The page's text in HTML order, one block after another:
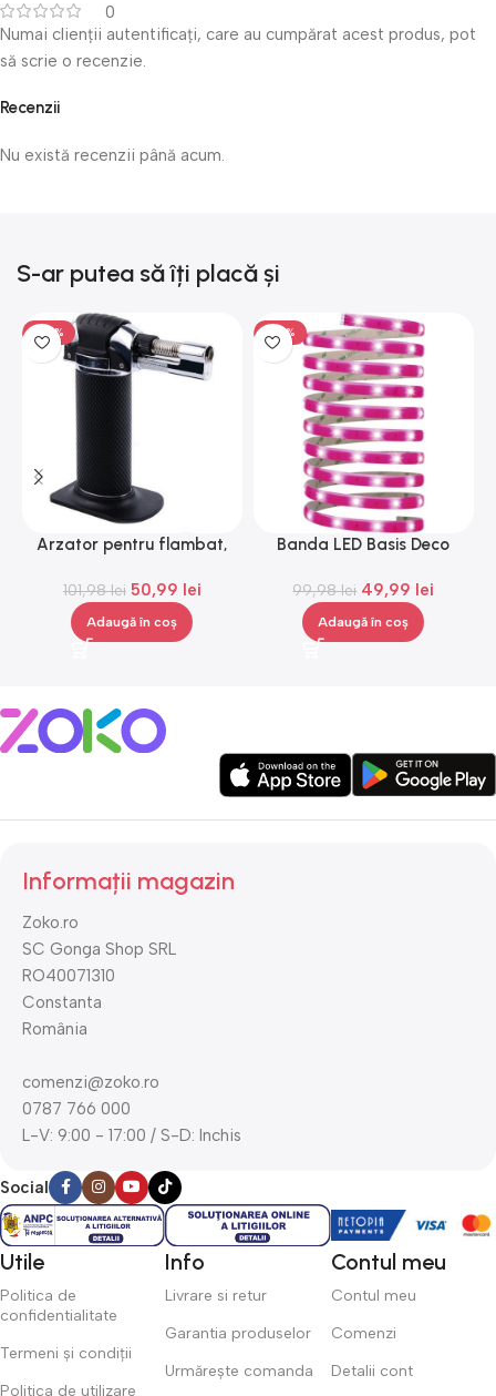
0
Recenzii
Nu există recenzii până acum.
Numai clienții autentificați, care au cumpărat acest produs, pot
să scrie o recenzie.
S-ar putea să îți placă și
-50%
Arzator pentru flambat,
Gonga®
101,98lei 50,99 lei
Adaugă în coș
-50%
Banda LED Basis Deco
cm
99,98lei 49,99 lei
Adaugă în coș
Informații magazin
Zoko.ro
SC Gonga Shop SRL
RO40071310
Constanta
România
comenzi@zoko.ro
0787 766 000
L-V: 9:00 - 17:00 / S-D: Inchis
Social
Utile
Politica de
confidentialitate
Termeni și condiții
Politica de utilizare
Info
Livrare si retur
Garantia produselor
Urmărește comanda
Contul meu
Contul meu
Comenzi
Detalii cont